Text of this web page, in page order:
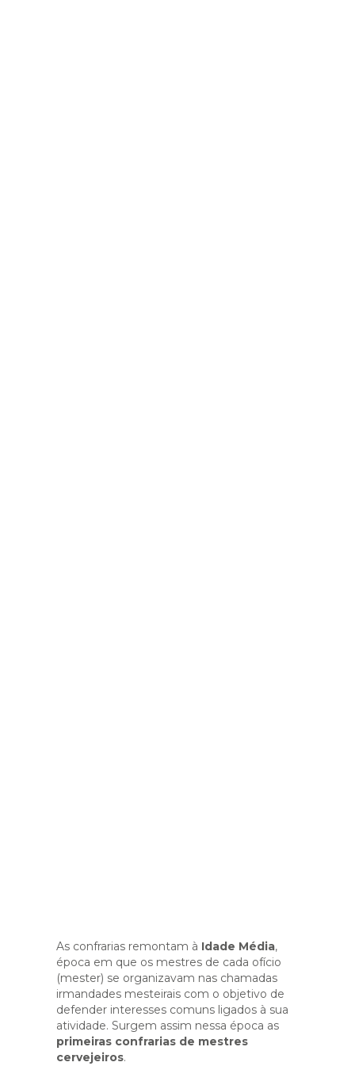
As confrarias remontam à Idade Média,
época em que os mestres de cada ofício
(mester) se organizavam nas chamadas
irmandades mesteirais com o objetivo de
defender interesses comuns ligados à sua
atividade. Surgem assim nessa época as
primeiras confrarias de mestres
cervejeiros.